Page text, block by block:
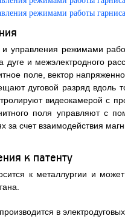
управления режимами
дуге и межэлектродного
поле, вектор
дуговой разряд вдоль
видеокамерой с
поля управляют с
за счет взаимодействия
к патенту
к металлургии и
в